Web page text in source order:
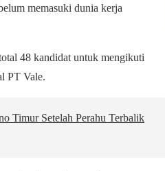
memasuki dunia kerja
48 kandidat untuk mengikuti
PT Vale.
Timur Setelah Perahu Terbalik